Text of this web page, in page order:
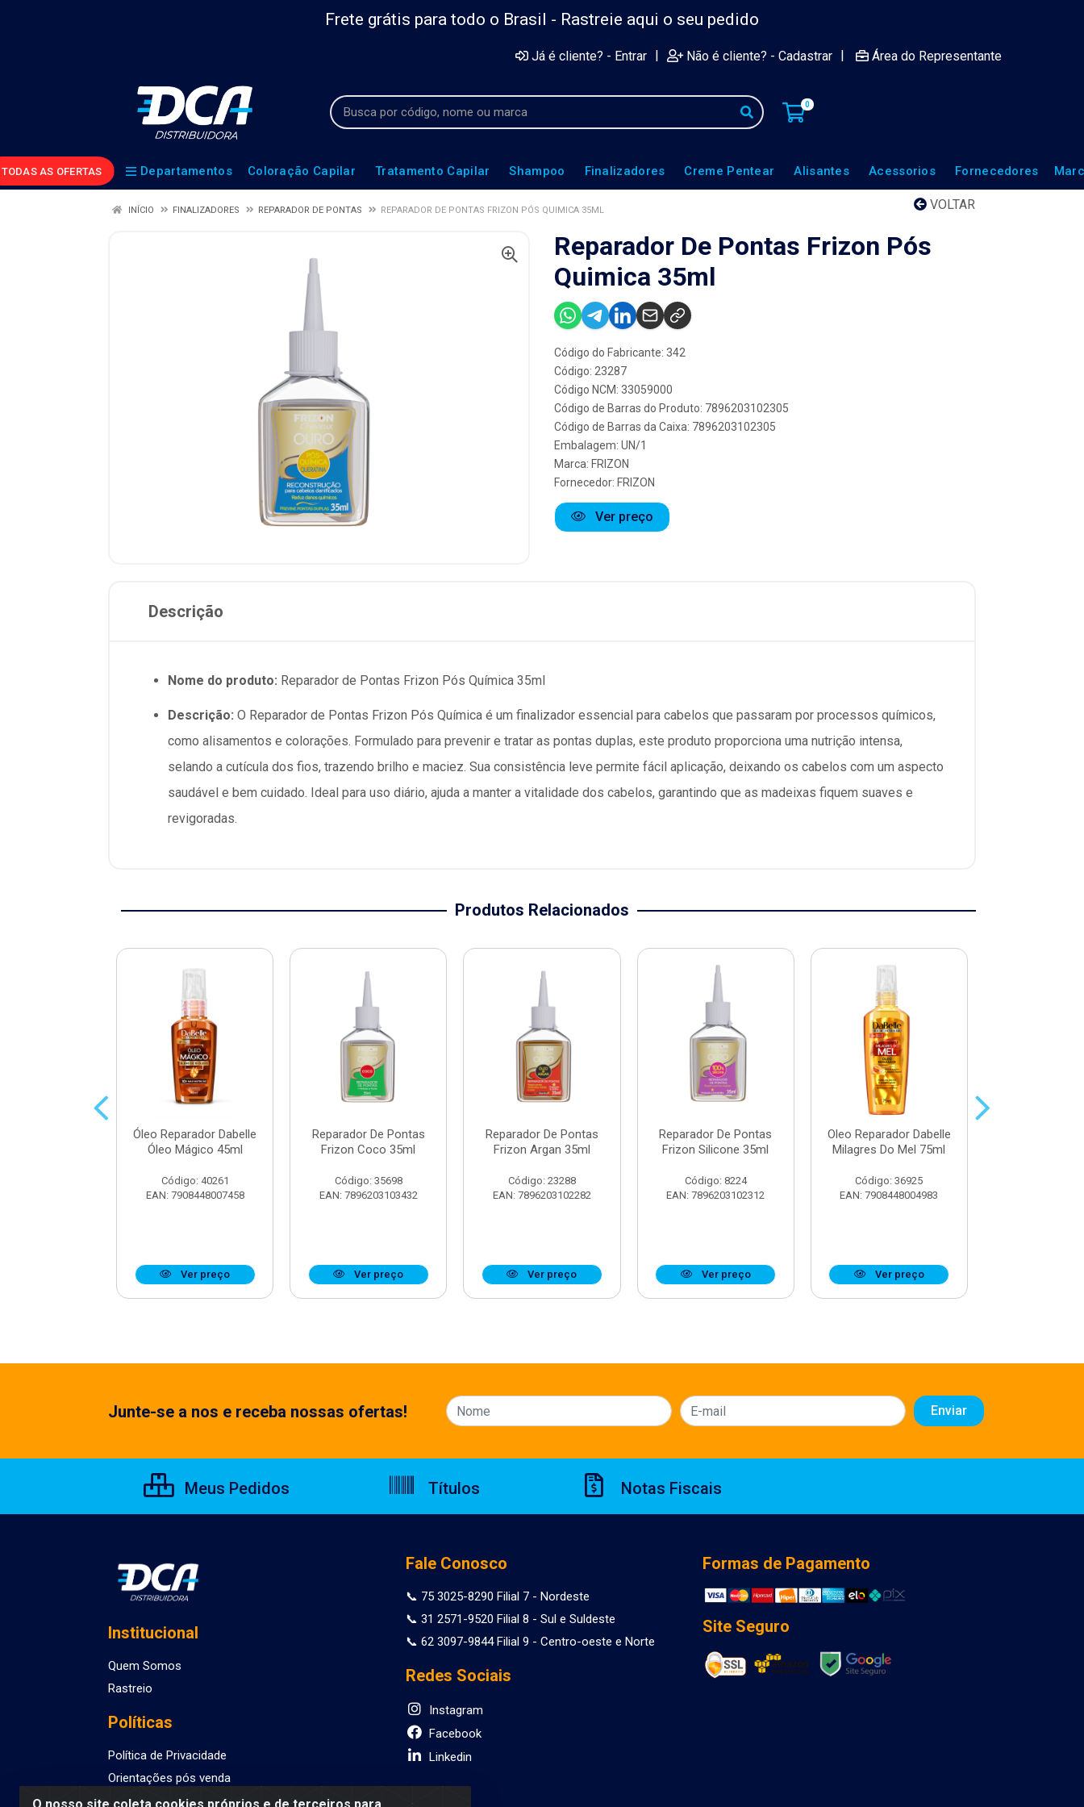
Frete grátis para todo o Brasil - Rastreie aqui o seu pedido
Já é cliente? - Entrar | Não é cliente? - Cadastrar | Área do Representante
0
TODAS AS OFERTAS Departamentos Coloração Capilar Tratamento Capilar Shampoo Finalizadores Creme Pentear Alisantes Acessorios Fornecedores
VOLTAR
INÍCIO FINALIZADORES REPARADOR DE PONTAS REPARADOR DE PONTAS FRIZON PÓS QUIMICA 35ML
Reparador De Pontas Frizon Pós
Quimica 35ml
Código do Fabricante: 342
Código: 23287
Código NCM: 33059000
Código de Barras do Produto: 7896203102305
Código de Barras da Caixa: 7896203102305
Embalagem: UN/1
Marca: FRIZON
Fornecedor: FRIZON
Ver preço
Descrição
Nome do produto: Reparador de Pontas Frizon Pós Química 35ml
Descrição: O Reparador de Pontas Frizon Pós Química é um finalizador essencial para cabelos que passaram por processos químicos,
como alisamentos e colorações. Formulado para prevenir e tratar as pontas duplas, este produto proporciona uma nutrição intensa,
selando a cutícula dos fios, trazendo brilho e maciez. Sua consistência leve permite fácil aplicação, deixando os cabelos com um aspecto
saudável e bem cuidado. Ideal para uso diário, ajuda a manter a vitalidade dos cabelos, garantindo que as madeixas fiquem suaves e
revigoradas.
Produtos Relacionados
Óleo Reparador Dabelle
Óleo Mágico 45ml
Código: 40261
EAN: 7908448007458
Ver preço
Reparador De Pontas
Frizon Coco 35ml
Código: 35698
EAN: 7896203103432
Ver preço
Reparador De Pontas
Frizon Argan 35ml
Código: 23288
EAN: 7896203102282
Ver preço
Reparador De Pontas
Frizon Silicone 35ml
Código: 8224
EAN: 7896203102312
Ver preço
Oleo Reparador Dabelle
Milagres Do Mel 75ml
Código: 36925
EAN: 7908448004983
Ver preço
Junte-se a nos e receba nossas ofertas!
Meus Pedidos Títulos Notas Fiscais
Institucional
Quem Somos
Rastreio
Políticas
Política de Privacidade
Orientações pós venda
Fale Conosco
📞 75 3025-8290 Filial 7 - Nordeste
📞 31 2571-9520 Filial 8 - Sul e Suldeste
📞 62 3097-9844 Filial 9 - Centro-oeste e Norte
Redes Sociais
Instagram
Facebook
Linkedin
Formas de Pagamento
Site Seguro